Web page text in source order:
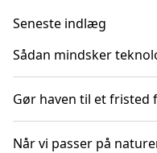
Seneste indlæg
Sådan mindsker
Gør haven til et
Når vi passer på